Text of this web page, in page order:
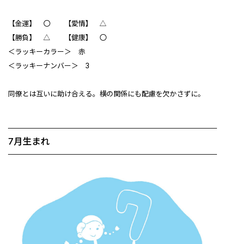
【金運】 〇 【愛情】 △
【勝負】 △ 【健康】 〇
＜ラッキーカラー＞ 赤
＜ラッキーナンバー＞ 3
同僚とは互いに助け合える。横の関係にも配慮を欠かさずに。
7月生まれ